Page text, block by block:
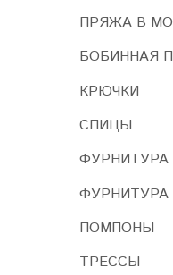
ПРЯЖА В
БОБИННАЯ
КРЮЧКИ
СПИЦЫ
ПОМПОНЫ
ТРЕССЫ